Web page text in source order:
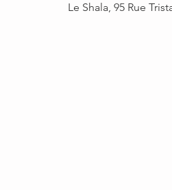
Le Shala, 95 Rue